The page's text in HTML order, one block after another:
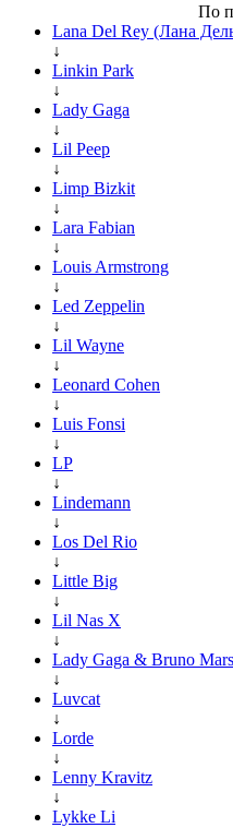
По
Lana Del Rey (Лана
↓
Linkin Park
↓
Lady Gaga
↓
Lil Peep
↓
Limp Bizkit
↓
Lara Fabian
↓
Louis Armstrong
↓
Led Zeppelin
↓
Lil Wayne
↓
Leonard Cohen
↓
Luis Fonsi
↓
LP
↓
Lindemann
↓
Los Del Rio
↓
Little Big
↓
Lil Nas X
↓
Lady Gaga & Bruno Mars
↓
Luvcat
↓
Lorde
↓
Lenny Kravitz
↓
Lykke Li